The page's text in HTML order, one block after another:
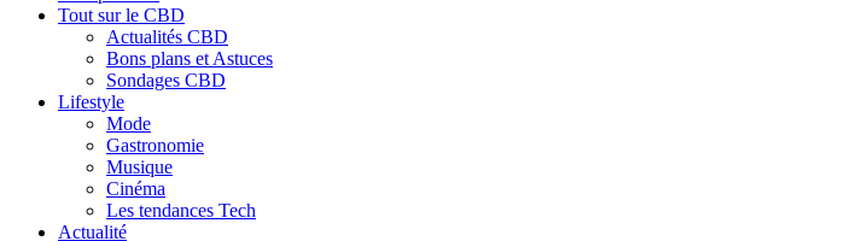
Tout sur le CBD
Actualités CBD
Bons plans et Astuces
Sondages CBD
Lifestyle
Mode
Gastronomie
Musique
Cinéma
Les tendances Tech
Actualité